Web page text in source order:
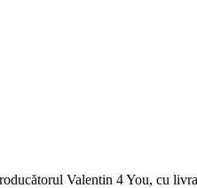
Valentin 4 You, cu